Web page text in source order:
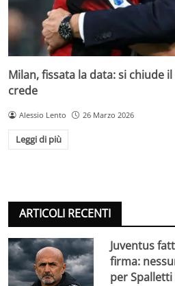
Milan, fissata la data: si chiude
crede
Alessio Lento 26 Marzo 2026
Leggi di più
ARTICOLI RECENTI
Juventus
firma:
per Spalletti